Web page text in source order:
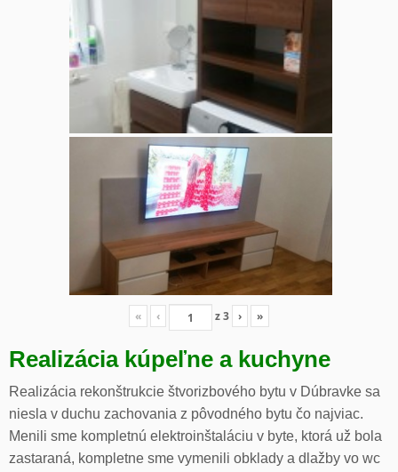
« ‹ z3 › »
Realizácia kúpeľne a kuchyne
Realizácia rekonštrukcie štvorizbového bytu v Dúbravke sa
niesla v duchu zachovania z pôvodného bytu čo najviac.
Menili sme kompletnú elektroinštaláciu v byte, ktorá už bola
zastaraná, kompletne sme vymenili obklady a dlažby vo wc